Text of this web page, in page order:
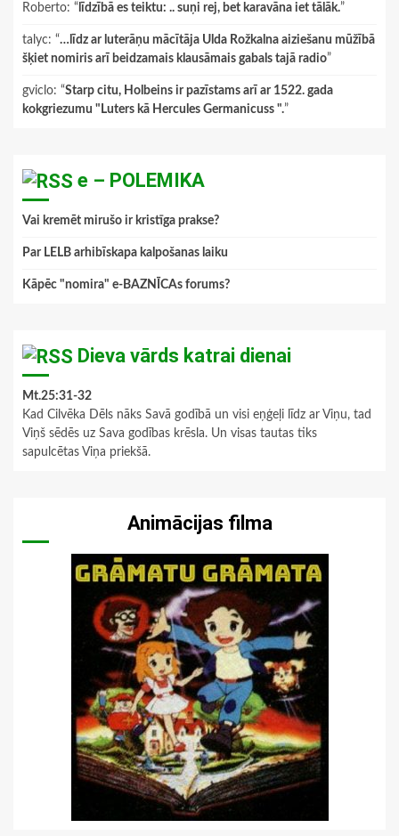
Roberto: “ līdzībā es teiktu: .. suņi rej, bet karavāna iet tālāk.”
talyc: “…līdz ar luterāņu mācītāja Ulda Rožkalna aiziešanu mūžībā
šķiet nomiris arī beidzamais klausāmais gabals tajā radio”
gviclo: “Starp citu, Holbeins ir pazīstams arī ar 1522. gada
kokgriezumu "Luters kā Hercules Germanicuss ".”
e – POLEMIKA
Vai kremēt mirušo ir kristīga prakse?
Par LELB arhibīskapa kalpošanas laiku
Kāpēc "nomira" e-BAZNĪCAs forums?
Dieva vārds katrai dienai
Mt.25:31-32
Kad Cilvēka Dēls nāks Savā godībā un visi eņģeļi līdz ar Viņu, tad
Viņš sēdēs uz Sava godības krēsla. Un visas tautas tiks
sapulcētas Viņa priekšā.
Animācijas filma